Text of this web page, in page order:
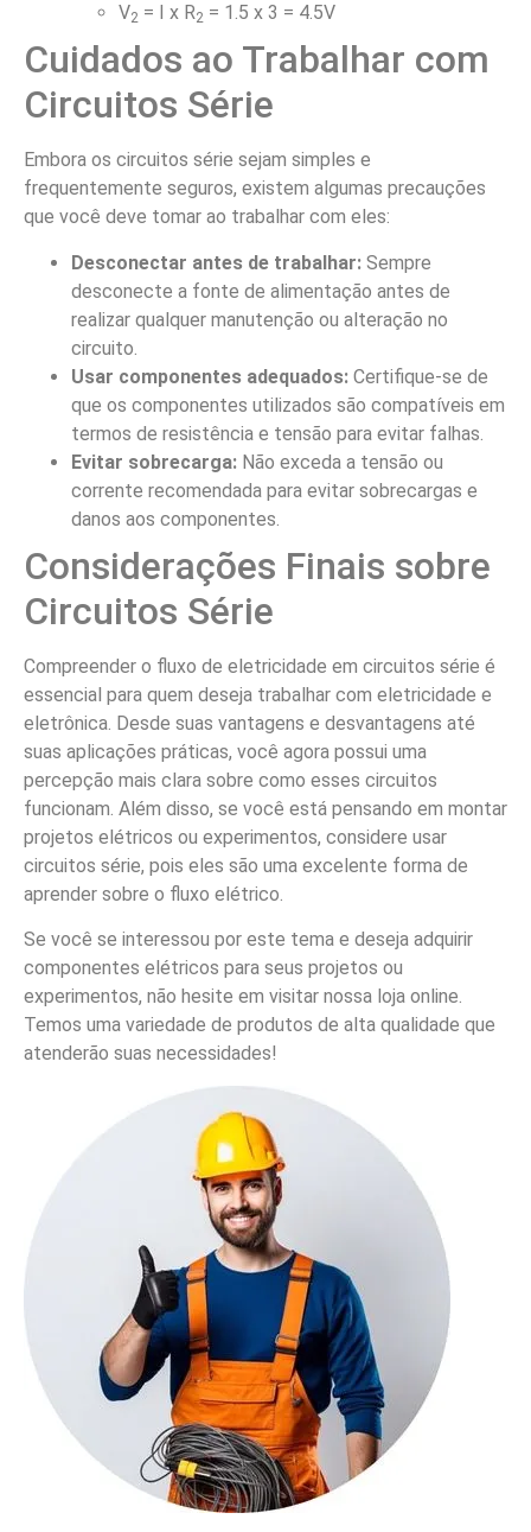
V2 = I x R2 = 1.5 x 3 = 4.5V
Cuidados ao Trabalhar com
Circuitos Série
Embora os circuitos série sejam simples e
frequentemente seguros, existem algumas precauções
que você deve tomar ao trabalhar com eles:
Desconectar antes de trabalhar: Sempre
desconecte a fonte de alimentação antes de
realizar qualquer manutenção ou alteração no
circuito.
Usar componentes adequados: Certifique-se de
que os componentes utilizados são compatíveis em
termos de resistência e tensão para evitar falhas.
Evitar sobrecarga: Não exceda a tensão ou
corrente recomendada para evitar sobrecargas e
danos aos componentes.
Considerações Finais sobre
Circuitos Série
Compreender o fluxo de eletricidade em circuitos série é
essencial para quem deseja trabalhar com eletricidade e
eletrônica. Desde suas vantagens e desvantagens até
suas aplicações práticas, você agora possui uma
percepção mais clara sobre como esses circuitos
funcionam. Além disso, se você está pensando em montar
projetos elétricos ou experimentos, considere usar
circuitos série, pois eles são uma excelente forma de
aprender sobre o fluxo elétrico.
Se você se interessou por este tema e deseja adquirir
componentes elétricos para seus projetos ou
experimentos, não hesite em visitar nossa loja online.
Temos uma variedade de produtos de alta qualidade que
atenderão suas necessidades!